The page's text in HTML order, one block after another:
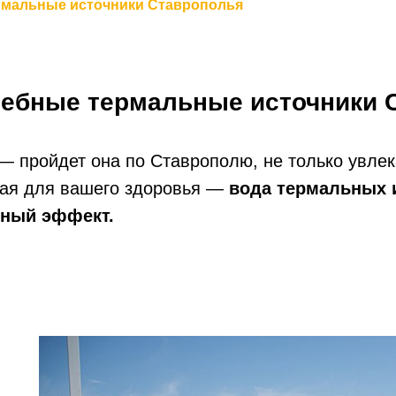
источники Ставрополья
термальные источники
пройдет она по Ставрополю, не только
для вашего здоровья — вода термальных
эффект.